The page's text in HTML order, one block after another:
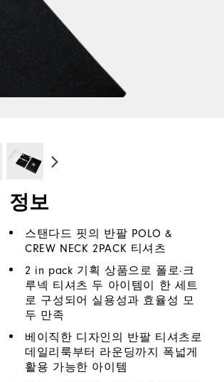
정보
스탠다드 핏의 반팔 POLO &
CREW NECK 2PACK 티셔츠
2 in pack 기획 상품으로 폴로·크
루넥 티셔츠 두 아이템이 한 세트
로 구성되어 실용성과 효율성 모
두 만족
베이직한 디자인의 반팔 티셔츠로
데일리룩부터 라운딩까지 폭넓게
활용 가능한 아이템